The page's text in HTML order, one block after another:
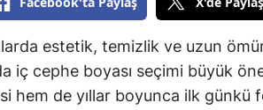
estetik, temizlik ve uzun
iç cephe boyası seçimi büyük
hem de yıllar boyunca ilk günkü